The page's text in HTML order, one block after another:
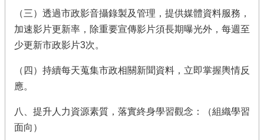
（三）透過市政影音攝錄製及管理，提供媒體資料服務，
加速影片更新率，除重要宣傳影片須長期曝光外，每週至
少更新市政影片3次。
（四）持續每天蒐集市政相關新聞資料，立即掌握輿情反
應。
八、提升人力資源素質，落實終身學習觀念：（組織學習
面向）